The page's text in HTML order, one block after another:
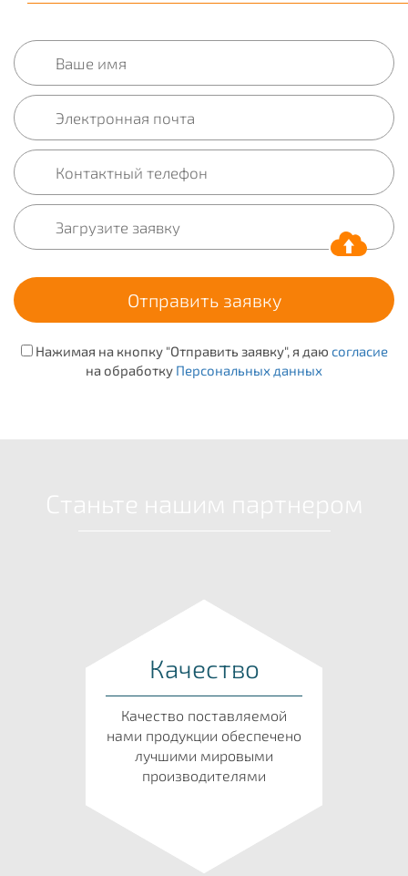
Нажимая на кнопку "Отправить заявку", я даю согласие
на обработку Персональных данных
Качество
Качество поставляемой
нами продукции обеспечено
лучшими мировыми
производителями